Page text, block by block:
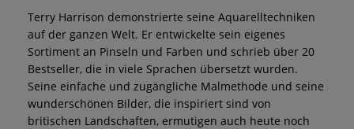
Terry Harrison demonstrierte seine Aquarelltechniken
auf der ganzen Welt. Er entwickelte sein eigenes
Sortiment an Pinseln und Farben und schrieb über 20
Bestseller, die in viele Sprachen übersetzt wurden.
Seine einfache und zugängliche Malmethode und seine
wunderschönen Bilder, die inspiriert sind von
britischen Landschaften, ermutigen auch heute noch